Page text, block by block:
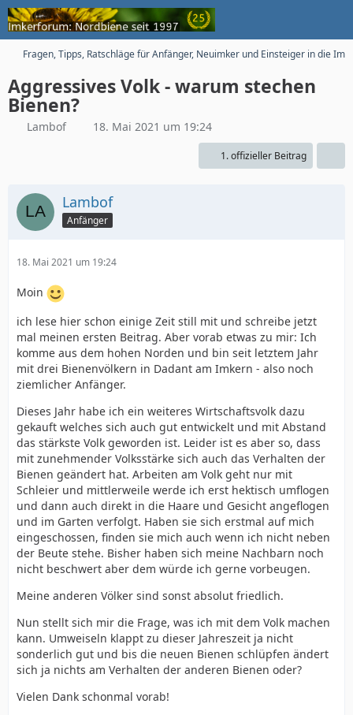
Fragen, Tipps, Ratschläge für Anfänger, Neuimker und Einsteiger in die
Aggressives Volk - warum stechen
Bienen?
Lambof 18. Mai 2021 um 19:24
1. offizieller Beitrag
Lambof
Anfänger
18. Mai 2021 um 19:24
Moin
ich lese hier schon einige Zeit still mit und schreibe jetzt
mal meinen ersten Beitrag. Aber vorab etwas zu mir: Ich
komme aus dem hohen Norden und bin seit letztem Jahr
mit drei Bienenvölkern in Dadant am Imkern - also noch
ziemlicher Anfänger.
Dieses Jahr habe ich ein weiteres Wirtschaftsvolk dazu
gekauft welches sich auch gut entwickelt und mit Abstand
das stärkste Volk geworden ist. Leider ist es aber so, dass
mit zunehmender Volksstärke sich auch das Verhalten der
Bienen geändert hat. Arbeiten am Volk geht nur mit
Schleier und mittlerweile werde ich erst hektisch umflogen
und dann auch direkt in die Haare und Gesicht angeflogen
und im Garten verfolgt. Haben sie sich erstmal auf mich
eingeschossen, finden sie mich auch wenn ich nicht neben
der Beute stehe. Bisher haben sich meine Nachbarn noch
nicht beschwert aber dem würde ich gerne vorbeugen.
Meine anderen Völker sind sonst absolut friedlich.
Nun stellt sich mir die Frage, was ich mit dem Volk machen
kann. Umweiseln klappt zu dieser Jahreszeit ja nicht
sonderlich gut und bis die neuen Bienen schlüpfen ändert
sich ja nichts am Verhalten der anderen Bienen oder?
Vielen Dank schonmal vorab!